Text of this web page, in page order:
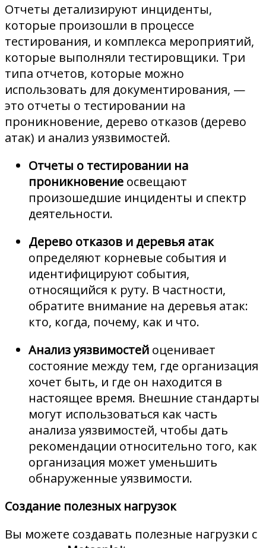
Отчеты детализируют инциденты,
которые произошли в процессе
тестирования, и комплекса мероприятий,
которые выполняли тестировщики. Три
типа отчетов, которые можно
использовать для документирования, —
это отчеты о тестировании на
проникновение, дерево отказов (дерево
атак) и анализ уязвимостей.
Отчеты о тестировании на
проникновение освещают
произошедшие инциденты и спектр
деятельности.
Дерево отказов и деревья атак
определяют корневые события и
идентифицируют события,
относящийся к руту. В частности,
обратите внимание на деревья атак:
кто, когда, почему, как и что.
Анализ уязвимостей оценивает
состояние между тем, где организация
хочет быть, и где он находится в
настоящее время. Внешние стандарты
могут использоваться как часть
анализа уязвимостей, чтобы дать
рекомендации относительно того, как
организация может уменьшить
обнаруженные уязвимости.
Создание полезных нагрузок
Вы можете создавать полезные нагрузки с